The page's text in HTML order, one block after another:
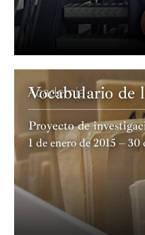
Academia
Vocabulario de
Proyecto de
1 de enero de 2015 –